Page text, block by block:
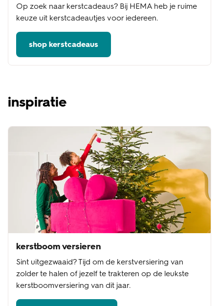
Op zoek naar kerstcadeaus? Bij HEMA heb je ruime
keuze uit kerstcadeautjes voor iedereen.
shop kerstcadeaus
inspiratie
kerstboom versieren
Sint uitgezwaaid? Tijd om de kerstversiering van
zolder te halen of jezelf te trakteren op de leukste
kerstboomversiering van dit jaar.